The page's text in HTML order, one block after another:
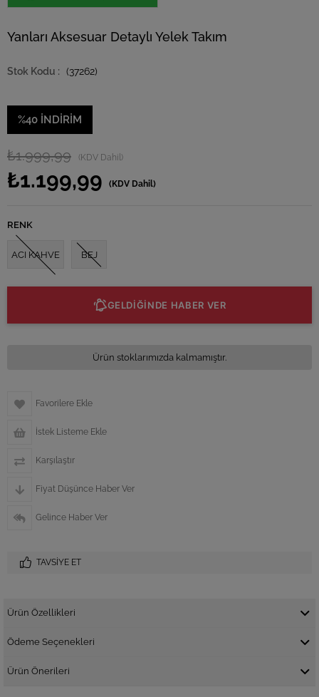
Yanları Aksesuar Detaylı Yelek Takım
(37262)
%40 İNDIRIM
₺1.999,99 (KDV Dahil)
₺1.199,99 (KDV Dahil)
RENK
ACI KAHVE BEJ
GELDİĞİNDE HABER VER
Ürün stoklarımızda kalmamıştır.
Favorilere Ekle
İstek Listeme Ekle
Karşılaştır
Fiyat Düşünce Haber Ver
Gelince Haber Ver
TAVSIYE ET
Ürün Özellikleri
Ödeme Seçenekleri
Ürün Önerileri